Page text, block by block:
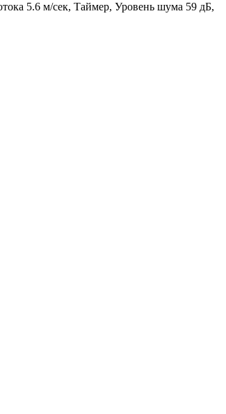
5.6 м/сек, Таймер, Уровень шума 59 дБ,